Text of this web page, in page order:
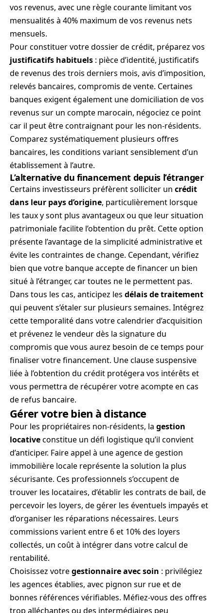
vos revenus, avec une règle courante limitant vos
mensualités à 40% maximum de vos revenus nets
mensuels.
Pour constituer votre dossier de crédit, préparez vos
justificatifs habituels : pièce d’identité, justificatifs
de revenus des trois derniers mois, avis d’imposition,
relevés bancaires, compromis de vente. Certaines
banques exigent également une domiciliation de vos
revenus sur un compte marocain, négociez ce point
car il peut être contraignant pour les non-résidents.
Comparez systématiquement plusieurs offres
bancaires, les conditions variant sensiblement d’un
établissement à l’autre.
L’alternative du financement depuis l’étranger
Certains investisseurs préfèrent solliciter un crédit
dans leur pays d’origine, particulièrement lorsque
les taux y sont plus avantageux ou que leur situation
patrimoniale facilite l’obtention du prêt. Cette option
présente l’avantage de la simplicité administrative et
évite les contraintes de change. Cependant, vérifiez
bien que votre banque accepte de financer un bien
situé à l’étranger, car toutes ne le permettent pas.
Dans tous les cas, anticipez les délais de traitement
qui peuvent s’étaler sur plusieurs semaines. Intégrez
cette temporalité dans votre calendrier d’acquisition
et prévenez le vendeur dès la signature du
compromis que vous aurez besoin de ce temps pour
finaliser votre financement. Une clause suspensive
liée à l’obtention du crédit protégera vos intérêts et
vous permettra de récupérer votre acompte en cas
de refus bancaire.
Gérer votre bien à distance
Pour les propriétaires non-résidents, la gestion
locativeconstitue un défi logistique qu’il convient
d’anticiper. Faire appel à une agence de gestion
immobilière locale représente la solution la plus
sécurisante. Ces professionnels s’occupent de
trouver les locataires, d’établir les contrats de bail, de
percevoir les loyers, de gérer les éventuels impayés et
d’organiser les réparations nécessaires. Leurs
commissions varient entre 6 et 10% des loyers
collectés, un coût à intégrer dans votre calcul de
rentabilité.
Choisissez votregestionnaire avec soin : privilégiez
les agences établies, avec pignon sur rue et de
bonnes références vérifiables. Méfiez-vous des offres
trop alléchantes ou des intermédiaires peu